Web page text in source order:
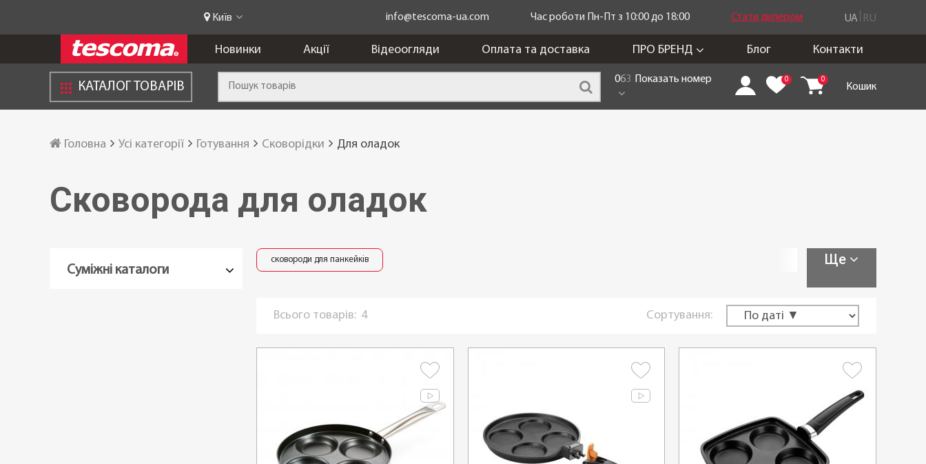
Київ info@tescoma-ua.com Час роботи Пн-Пт з 10:00 до 18:00 Стати дилером UA RU
Новинки Акції Відеоогляди Оплата та доставка ПРО БРЕНД Блог Контакти
КАТАЛОГ ТОВАРІВ
063 Показать номер 0 0
Кошик
Головна Усі категорії Готування Сковорідки Для оладок
Сковорода для оладок
Суміжні каталоги
сковороди для панкейків Ще
Всього товарів: 4 Сортування: